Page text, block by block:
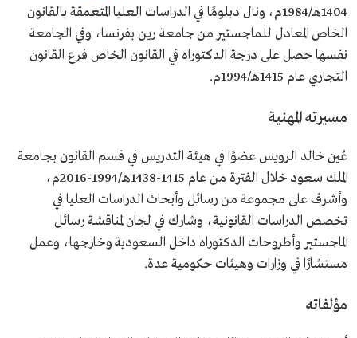
منصب سابق
عضو هيئة التدريس في قسم القانون بجامعة الملك سعود.
عمل مستشارًا في وزارات وهيئات حكومية عدة.
من مؤلفاته
كتاب بعنوان "الشركات التجارية وفق نظام الشركات
1404هـ/1984م، ونال دبلومًا في الدراسات العليا المتعمقة بالقانون
الخاص المعادل للماجستير من جامعة رين بفرنسا، وفي الجامعة
نفسها حصل على درجة الدكتوراه في القانون الخاص فرع القانون
التجاري عام 1415هـ/1994م.
مسيرته المهنية
عُين خالد الرويس عضوًا في هيئة التدريس في قسم القانون بجامعة
الملك سعود خلال الفترة من عام 1415-1438هـ/1994-2016م،
وأشرف على مجموعة من رسائل وأبحاث الدراسات العليا في
تخصص الدراسات القانونية، وشارك في لجان لمناقشة رسائل
الماجستير وأطروحات الدكتوراه داخل السعودية وخارجها، وعمل
مستشارًا في وزارات وهيئات حكومية عدة.
مؤلفاته